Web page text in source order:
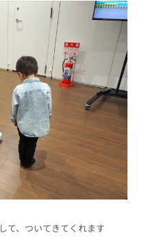
て、ついてきてくれます